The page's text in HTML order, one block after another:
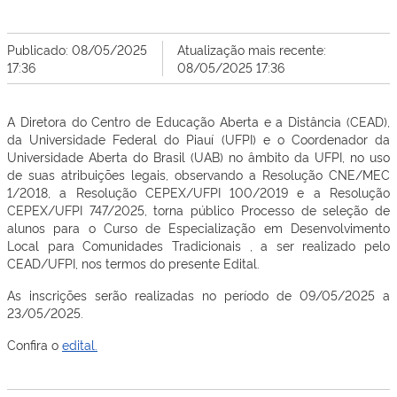
Publicado: 08/05/2025
17:36
Atualização mais recente:
08/05/2025 17:36
A Diretora do Centro de Educação Aberta e a Distância (CEAD),
da Universidade Federal do Piauí (UFPI) e o Coordenador da
Universidade Aberta do Brasil (UAB) no âmbito da UFPI, no uso
de suas atribuições legais, observando a Resolução CNE/MEC
1/2018, a Resolução CEPEX/UFPI 100/2019 e a Resolução
CEPEX/UFPI 747/2025, torna público Processo de seleção de
alunos para o Curso de Especialização em Desenvolvimento
Local para Comunidades Tradicionais , a ser realizado pelo
CEAD/UFPI, nos termos do presente Edital.
As inscrições serão realizadas no período de 09/05/2025 a
23/05/2025.
Confira o edital.